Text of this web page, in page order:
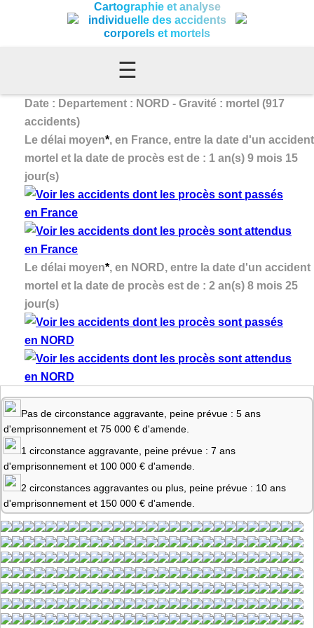
Cartographie et analyse
individuelle des accidents
corporels et mortels
☰
Date : Departement : NORD - Gravité : mortel (917
accidents)
Le délai moyen*, en France, entre la date d'un accident
mortel et la date de procès est de : 1 an(s) 9 mois 15
jour(s)
Le délai moyen*, en NORD, entre la date d'un accident
mortel et la date de procès est de : 2 an(s) 8 mois 25
jour(s)
Pas de circonstance aggravante, peine prévue : 5 ans
d'emprisonnement et 75 000 € d'amende.
1 circonstance aggravante, peine prévue : 7 ans
d'emprisonnement et 100 000 € d'amende.
2 circonstances aggravantes ou plus, peine prévue : 10 ans
d'emprisonnement et 150 000 € d'amende.